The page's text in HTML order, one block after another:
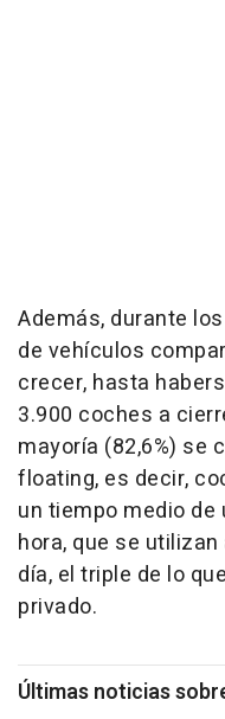
Además, durante
de vehículos
crecer, hasta
3.900 coches a
mayoría (82,6%) se
floating, es decir,
un tiempo medio
hora, que se
día, el triple de lo
privado.
Últimas noticias